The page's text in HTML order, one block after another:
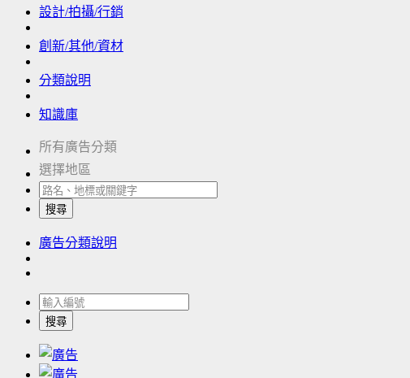
設計/拍攝/行銷
創新/其他/資材
分類說明
知識庫
所有廣告分類
選擇地區
搜尋
廣告分類說明
搜尋